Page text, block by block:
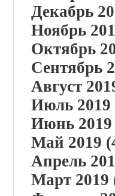
Декабрь
Ноябрь
Октябрь
Сентябрь
Август
Июль 2019
Июнь 2019
Май 2019
Апрель
Март 2019